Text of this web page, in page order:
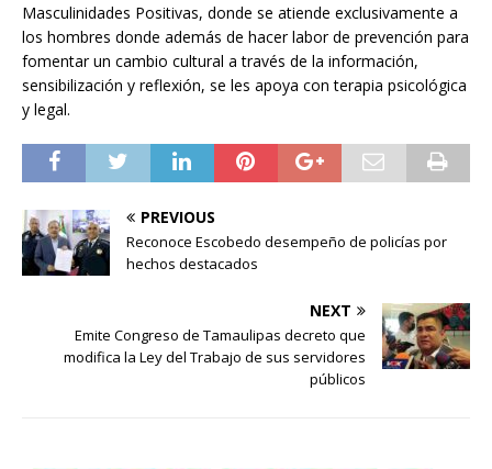
Masculinidades Positivas, donde se atiende exclusivamente a
los hombres donde además de hacer labor de prevención para
fomentar un cambio cultural a través de la información,
sensibilización y reflexión, se les apoya con terapia psicológica
y legal.
PREVIOUS
Reconoce Escobedo desempeño de policías por
hechos destacados
NEXT
Emite Congreso de Tamaulipas decreto que
modifica la Ley del Trabajo de sus servidores
públicos